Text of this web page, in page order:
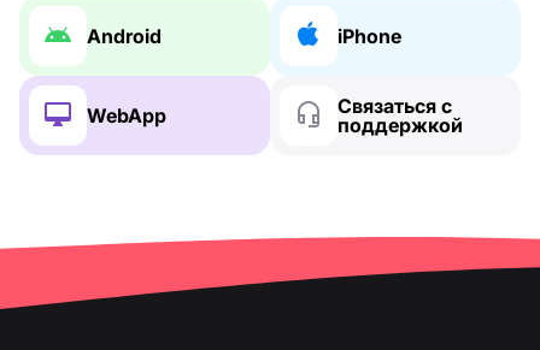
Android iPhone
WebApp
Связаться с
поддержкой